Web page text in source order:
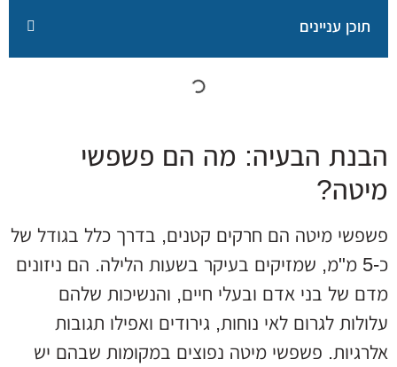
תוכן עניינים
הבנת הבעיה: מה הם פשפשי
מיטה?
פשפשי מיטה הם חרקים קטנים, בדרך כלל בגודל של
כ-5 מ"מ, שמזיקים בעיקר בשעות הלילה. הם ניזונים
מדם של בני אדם ובעלי חיים, והנשיכות שלהם
עלולות לגרום לאי נוחות, גירודים ואפילו תגובות
אלרגיות. פשפשי מיטה נפוצים במקומות שבהם יש